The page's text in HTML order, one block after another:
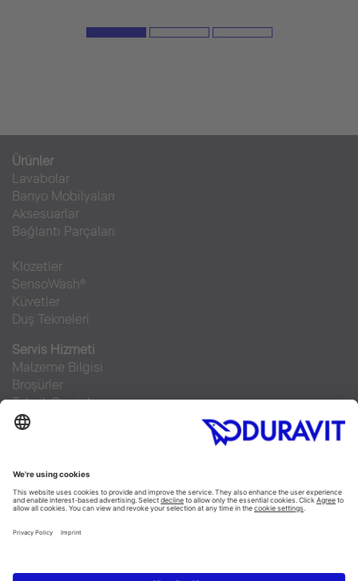
Ürünler
Lavabolar
Banyo Mobilyaları
Aksesuarlar
Bağlantı Parçaları
Klozetler
SensoWash®
Küvetler
Duş Tekneleri
Servis Hizmeti
Malzeme Bilgisi
Broşürler
Teknik Servisler
Sıkça sorulan sorular
Facebook
Instagram
Pinterest
RSS-Feed
Flickr